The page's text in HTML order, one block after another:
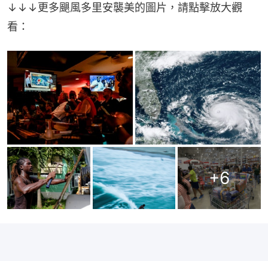
↓↓↓更多颶風多里安襲美的圖片，請點擊放大觀
看：
+6